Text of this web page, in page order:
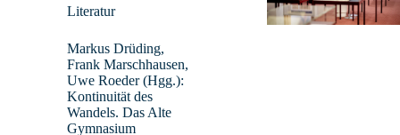
Literatur
Markus Drüding,
Frank Marschhausen,
Uwe Roeder (Hgg.):
Kontinuität des
Wandels. Das Alte
Gymnasium